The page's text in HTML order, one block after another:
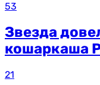
53
Звезда
кошаркаша
21